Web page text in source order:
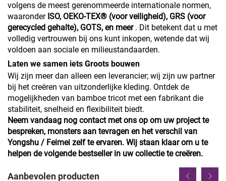
volgens de meest gerenommeerde internationale normen,
waaronder ISO, OEKO-TEX® (voor veiligheid), GRS (voor
gerecycled gehalte), GOTS, en meer . Dit betekent dat u met
volledig vertrouwen bij ons kunt inkopen, wetende dat wij
voldoen aan sociale en milieustandaarden.
Laten we samen iets Groots bouwen
Wij zijn meer dan alleen een leverancier; wij zijn uw partner
bij het creëren van uitzonderlijke kleding. Ontdek de
mogelijkheden van bamboe tricot met een fabrikant die
stabiliteit, snelheid en flexibiliteit biedt.
Neem vandaag nog contact met ons op om uw project te
bespreken, monsters aan tevragen en het verschil van
Yongshu / Feimei zelf te ervaren. Wij staan klaar om u te
helpen de volgende bestseller in uw collectie te creëren.
Aanbevolen producten